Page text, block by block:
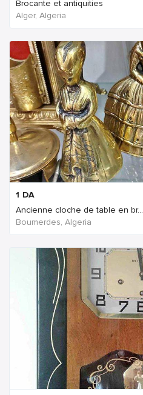
Brocante et antiquities
Alger, Algeria
1 DA
Ancienne cloche de table en br...
Boumerdes, Algeria